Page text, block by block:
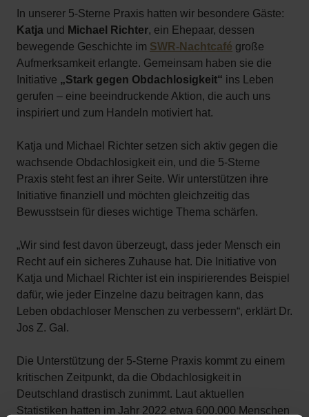
In unserer 5-Sterne Praxis hatten wir besondere Gäste:
Katja und Michael Richter, ein Ehepaar, dessen
bewegende Geschichte im SWR-Nachtcafé große
Aufmerksamkeit erlangte. Gemeinsam haben sie die
Initiative „Stark gegen Obdachlosigkeit“ ins Leben
gerufen – eine beeindruckende Aktion, die auch uns
inspiriert und zum Handeln motiviert hat.
Katja und Michael Richter setzen sich aktiv gegen die
wachsende Obdachlosigkeit ein, und die 5-Sterne
Praxis steht fest an ihrer Seite. Wir unterstützen ihre
Initiative finanziell und möchten gleichzeitig das
Bewusstsein für dieses wichtige Thema schärfen.
„Wir sind fest davon überzeugt, dass jeder Mensch ein
Recht auf ein sicheres Zuhause hat. Die Initiative von
Katja und Michael Richter ist ein inspirierendes Beispiel
dafür, wie jeder Einzelne dazu beitragen kann, das
Leben obdachloser Menschen zu verbessern“, erklärt Dr.
Jos Z. Gal.
Die Unterstützung der 5-Sterne Praxis kommt zu einem
kritischen Zeitpunkt, da die Obdachlosigkeit in
Deutschland drastisch zunimmt. Laut aktuellen
Statistiken hatten im Jahr 2022 etwa 600.000 Menschen